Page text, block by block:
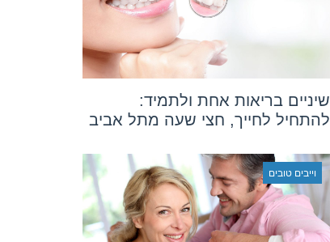
שיניים בריאות אחת ולתמיד:
להתחיל לחייך, חצי שעה מתל אביב
וייבים טובים